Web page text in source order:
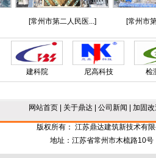
[常州市第二人民医...] [常州市第
建科院 尼高科技 检
网站首页| 关于鼎达| 公司新闻 加固改
版权所有： 江苏鼎达建筑新技术有
地址：江苏省常州市木梳路